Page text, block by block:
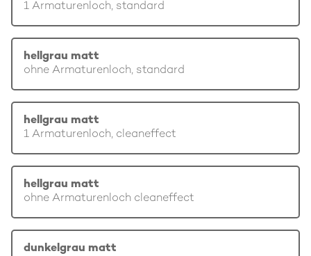
1 Armaturenloch, standard
hellgrau matt
ohne Armaturenloch, standard
hellgrau matt
1 Armaturenloch, cleaneffect
hellgrau matt
ohne Armaturenloch cleaneffect
dunkelgrau matt